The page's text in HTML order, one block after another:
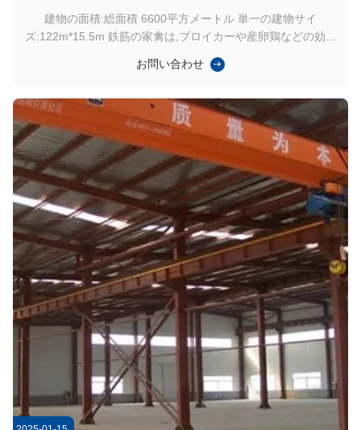
建物の面積:総面積 6600平方メートル 単一の建物サイ
ズ:122m*15.5m 鉄筋の家禽は,ブロイカーや産卵鶏などの効率
す.高品質のガルバン製鋼を 主な構造材料として使用この家禽
きます 主要 な 利点: 耐久性及び安全性: 鉄筋構造は腐食,火災,
害虫及び極端な天候に耐性があり,長期間の信頼性及び維持費
の削減を保証する.風耐性は良好である.160 km/hの強風に耐え
る壁パネルと屋根パネルはA級まで火力があります パーソナラ
イゼーション: モジュール式設計により,柔軟なレイアウ...
お問い合わせ